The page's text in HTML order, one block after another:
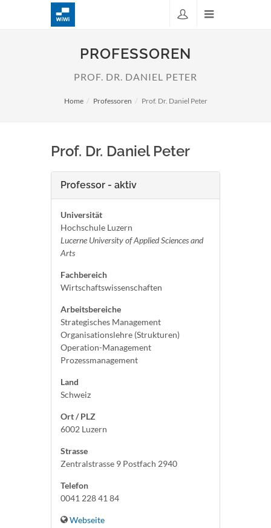
PROFESSOREN
PROF. DR. DANIEL PETER
Home Professoren Prof. Dr. Daniel Peter
Prof. Dr. Daniel Peter
Professor - aktiv
Universität
Hochschule Luzern
Lucerne University of Applied Sciences and
Arts
Fachbereich
Wirtschaftswissenschaften
Arbeitsbereiche
Strategisches Management
Organisationslehre (Strukturen)
Operation-Management
Prozessmanagement
Land
Schweiz
Ort / PLZ
6002 Luzern
Strasse
Zentralstrasse 9 Postfach 2940
Telefon
0041 228 41 84
Webseite